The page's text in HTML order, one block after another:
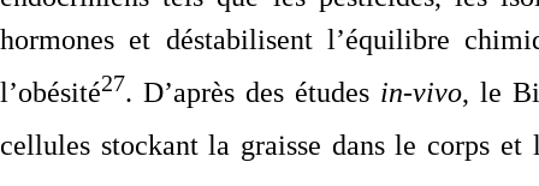
hormones et déstabilisent l’équilibre
l’obésité27. D’après des études in-vivo, le
cellules stockant la graisse dans le corps et